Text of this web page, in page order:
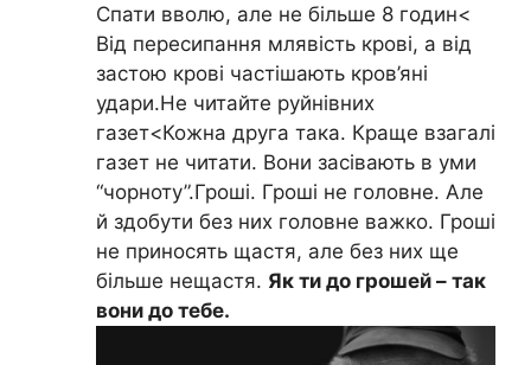
Спати вволю, але не більше 8 годин<
Від пересипання млявість крові, а від
застою крові частішають кров’яні
удари.Не читайте руйнівних
газет<Кожна друга така. Краще взагалі
газет не читати. Вони засівають в уми
“чорноту”.Гроші. Гроші не головне. Але
й здобути без них головне важко. Гроші
не приносять щастя, але без них ще
більше нещастя. Як ти до грошей – так
вони до тебе.